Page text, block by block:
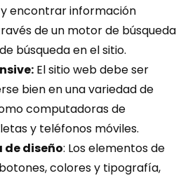
encontrar información
de un motor de búsqueda
búsqueda en el sitio.
El sitio web debe ser
bien en una variedad de
computadoras de
y teléfonos móviles.
de diseño: Los elementos de
colores y tipografía,